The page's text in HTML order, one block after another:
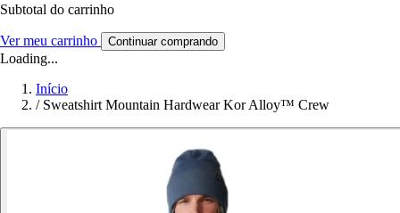
Subtotal do carrinho
Ver meu carrinho Continuar comprando
Loading...
Início
/ Sweatshirt Mountain Hardwear Kor Alloy™ Crew